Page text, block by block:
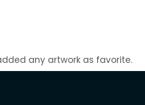
any artwork as favorite.